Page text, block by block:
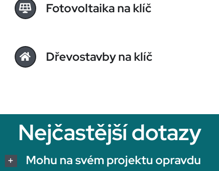
Fotovoltaika na klíč
Dřevostavby na klíč
Nejčastější dotazy
Mohu na svém projektu opravdu